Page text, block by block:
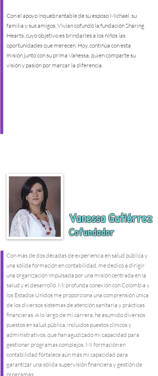
Con el apoyo inquebrantable de su esposo Michael, su
familia y sus amigos, Vivian cofundó la fundación Sharing
Hearts, cuyo objetivo es brindarles a los niños las
oportunidades que merecen. Hoy, continúa con esta
misión junto con su prima Vanessa, quien comparte su
visión y pasión por marcar la diferencia.
Vanessa Gutiérrez
Cofundador
Con más de dos décadas de experiencia en salud pública y
una sólida formación en contabilidad, me dedico a dirigir
una organización impulsada por una misión centrada en la
salud y el desarrollo. Mi profunda conexión con Colombia y
los Estados Unidos me proporciona una comprensión única
de los diversos sistemas de atención sanitaria y prácticas
financieras. A lo largo de mi carrera, he asumido diversos
puestos en salud pública, incluidos puestos clínicos y
administrativos, que han agudizado mi capacidad para
gestionar programas complejos. Mi formación en
contabilidad fortalece aún más mi capacidad para
garantizar una sólida supervisión financiera y gestión de
programas.